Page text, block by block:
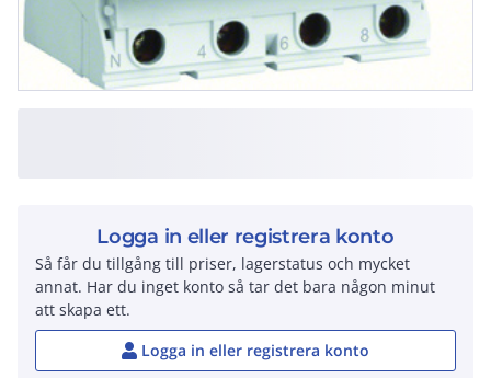
Logga in eller registrera konto
Så får du tillgång till priser, lagerstatus och mycket
annat. Har du inget konto så tar det bara någon minut
att skapa ett.
Logga in eller registrera konto